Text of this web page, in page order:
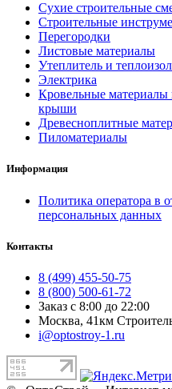
Сухие строительные
Строительные
Перегородки
Листовые материалы
Утеплитель и
Электрика
Кровельные материалы
крыши
Древесноплитные
Пиломатериалы
Информация
Политика оператора в
персональных данных
Контакты
8 (499) 455-50-75
8 (800) 500-61-72
Заказ с 8:00 до 22:00
Москва, 41км
i@optostroy-1.ru